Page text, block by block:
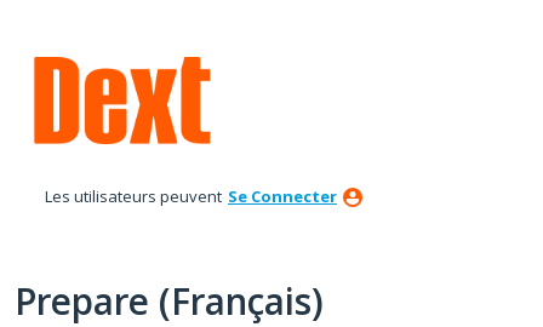
au
contenu
Les utilisateurs peuvent Se Connecter
Prepare (Français)